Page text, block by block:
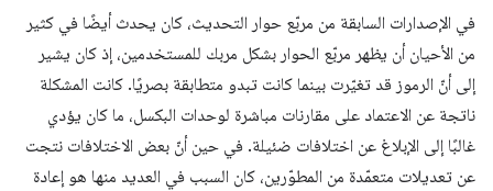
في الإصدارات السابقة من مربّع حوار التحديث، كان يحدث أيضًا في كثير
من الأحيان أن يظهر مربّع الحوار بشكل مربك للمستخدمين، إذ كان يشير
إلى أنّ الرموز قد تغيّرت بينما كانت تبدو متطابقة بصريًا. كانت المشكلة
ناتجة عن الاعتماد على مقارنات مباشرة لوحدات البكسل، ما كان يؤدي
غالبًا إلى الإبلاغ عن اختلافات ضئيلة. في حين أنّ بعض الاختلافات نتجت
عن تعديلات متعمّدة من المطوّرين، كان السبب في العديد منها هو إعادة